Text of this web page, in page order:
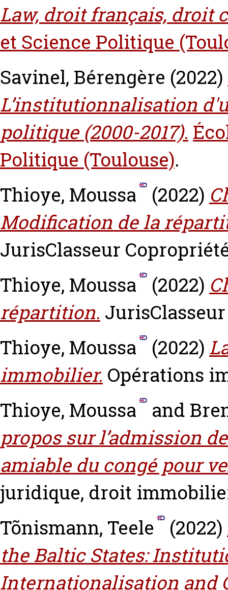
Law, droit français, droit
et Science Politique
Savinel, Bérengère (2022)
L’institutionnalisation
politique (2000-2017).
Politique (Toulouse).
Thioye, Moussa
(2022)
Modification de la
JurisClasseur
Thioye, Moussa
(2022)
répartition.
Thioye, Moussa
(2022)
immobilier. Opérations
Thioye, Moussa
and
propos sur l’admission
amiable du congé pour
juridique, droit
Tõnismann, Teele
(2022)
the Baltic States:
Internationalisation and